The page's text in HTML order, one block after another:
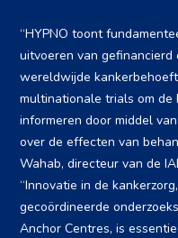
“HYPNO toont
uitvoeren van gefinancierd
wereldwijde
multinationale trials om de
informeren door middel
over de effecten van
Wahab, directeur van de
“Innovatie in de
gecoördineerde
Anchor Centres, is